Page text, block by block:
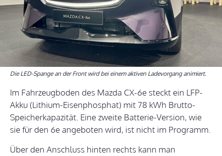
Die LED-Spange an der Front wird bei einem aktiven Ladevorgang animiert.
Im Fahrzeugboden des Mazda CX-6e steckt ein LFP-
Akku (Lithium-Eisenphosphat) mit 78 kWh Brutto-
Speicherkapazität. Eine zweite Batterie-Version, wie
sie für den 6e angeboten wird, ist nicht im Programm.
Über den Anschluss hinten rechts kann man